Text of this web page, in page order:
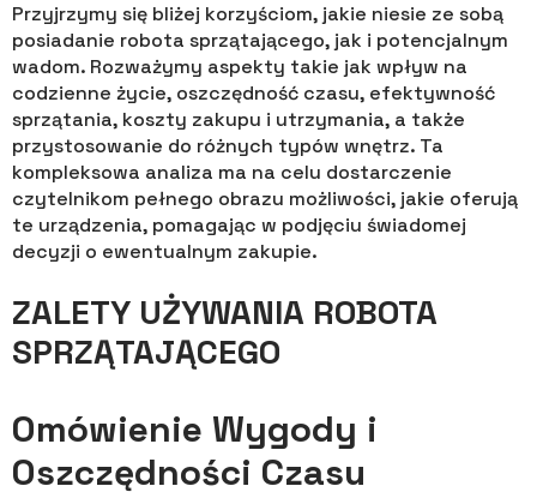
Przyjrzymy się bliżej korzyściom, jakie niesie ze sobą
posiadanie robota sprzątającego, jak i potencjalnym
wadom. Rozważymy aspekty takie jak wpływ na
codzienne życie, oszczędność czasu, efektywność
sprzątania, koszty zakupu i utrzymania, a także
przystosowanie do różnych typów wnętrz. Ta
kompleksowa analiza ma na celu dostarczenie
czytelnikom pełnego obrazu możliwości, jakie oferują
te urządzenia, pomagając w podjęciu świadomej
decyzji o ewentualnym zakupie.
ZALETY UŻYWANIA ROBOTA
SPRZĄTAJĄCEGO
Omówienie Wygody i
Oszczędności Czasu